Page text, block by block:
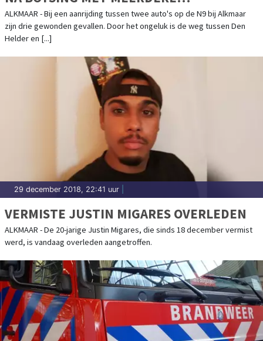
GEWONDEN(VIDEO)
ALKMAAR - Bij een aanrijding tussen twee auto's op de N9 bij Alkmaar
zijn drie gewonden gevallen. Door het ongeluk is de weg tussen Den
Helder en [...]
29 december 2018, 22:41 uur
VERMISTE JUSTIN MIGARES OVERLEDEN
ALKMAAR - De 20-jarige Justin Migares, die sinds 18 december vermist
werd, is vandaag overleden aangetroffen.